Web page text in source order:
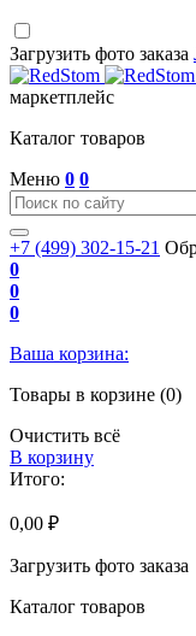
Загрузить фото заказа
маркетплейс
Каталог товаров
Меню 0 0
+7 (499) 302-15-21
0
0
0
Ваша корзина:
Товары в корзине (0)
Очистить всё
В корзину
Итого:
0,00 ₽
Загрузить фото заказа
Каталог товаров